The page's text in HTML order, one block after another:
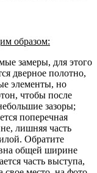
образом:
замеры, для этого
дверное полотно,
элементы, но
чтобы после
зазоры;
поперечная
лишняя часть
Обратите
общей ширине
часть выступа,